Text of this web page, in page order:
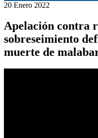
20 Enero 2022
Apelación contra
sobreseimiento
muerte de